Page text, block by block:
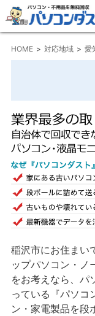
HOME 対応地域 愛
稲沢市にお住まい
ップパソコン・ノ
をお考えなら、パ
っている『パソコ
ン・家電製品を段